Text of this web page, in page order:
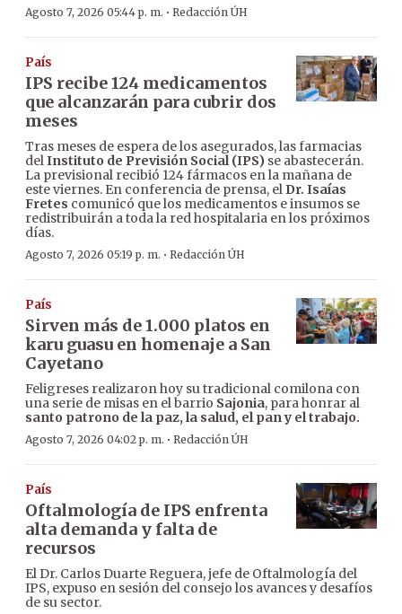
Agosto 7, 2026 05:44 p. m. · Redacción ÚH
País
IPS recibe 124 medicamentos
que alcanzarán para cubrir dos
meses
Tras meses de espera de los asegurados, las farmacias
delInstituto de Previsión Social (IPS) se abastecerán.
La previsional recibió 124 fármacos en la mañana de
este viernes. En conferencia de prensa, el Dr. Isaías
Fretes comunicó que los medicamentos e insumos se
redistribuirán a toda la red hospitalaria en los próximos
días.
Agosto 7, 2026 05:19 p. m. · Redacción ÚH
País
Sirven más de 1.000 platos en
karu guasu en homenaje a San
Cayetano
Feligreses realizaron hoy su tradicional comilona con
una serie de misas en el barrio Sajonia, para honrar al
santo patrono de la paz, la salud, el pan y el trabajo.
Agosto 7, 2026 04:02 p. m. · Redacción ÚH
País
Oftalmología de IPS enfrenta
alta demanda y falta de
recursos
El Dr. Carlos Duarte Reguera, jefe de Oftalmología del
IPS, expuso en sesión del consejo los avances y desafíos
de su sector.